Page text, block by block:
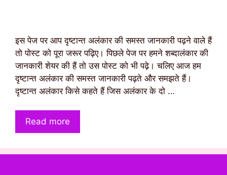
इस पेज पर आप दृष्टान्त अलंकार की समस्त जानकारी पढ़ने वाले हैं
तो पोस्ट को पूरा जरूर पढ़िए। पिछले पेज पर हमने शब्दालंकार की
जानकारी शेयर की हैं तो उस पोस्ट को भी पढ़े। चलिए आज हम
दृष्टान्त अलंकार की समस्त जानकारी पढ़ते और समझते हैं।
दृष्टान्त अलंकार किसे कहते हैं जिस अलंकार के दो …
Read more